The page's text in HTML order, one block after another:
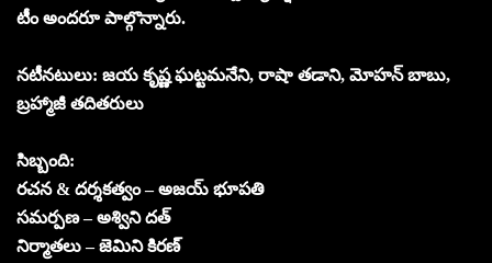
టీం అందరూ పాల్గొన్నారు.
నటీనటులు: జయ కృష్ణ ఘట్టమనేని, రాషా తడాని, మోహన్ బాబు,
బ్రహ్మాజీ తదితరులు
సిబ్బంది:
రచన & దర్శకత్వం – అజయ్ భూపతి
సమర్పణ – అశ్విని దత్
నిర్మాతలు – జెమిని కిరణ్